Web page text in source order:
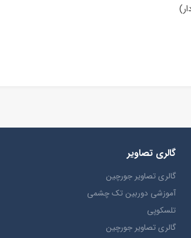
گالری تصاویر
گالری تصاویر جورچین
آموزشی دوربین تک چشمی
تلسکوپی
گالری تصاویر جورچین